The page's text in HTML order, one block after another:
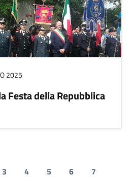
2025
Festa della Repubblica
3 4 5 6 7